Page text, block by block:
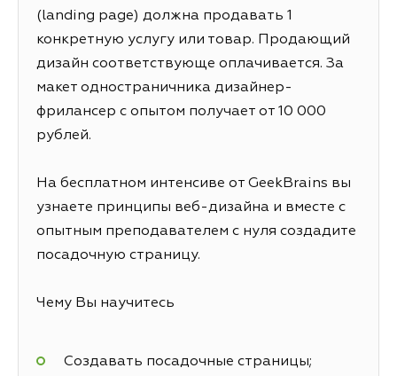
(landing page) должна продавать 1
конкретную услугу или товар. Продающий
дизайн соответствующе оплачивается. За
макет одностраничника дизайнер-
фрилансер с опытом получает от 10 000
рублей.
На бесплатном интенсиве от GeekBrains вы
узнаете принципы веб-дизайна и вместе с
опытным преподавателем с нуля создадите
посадочную страницу.
Чему Вы научитесь
Создавать посадочные страницы;